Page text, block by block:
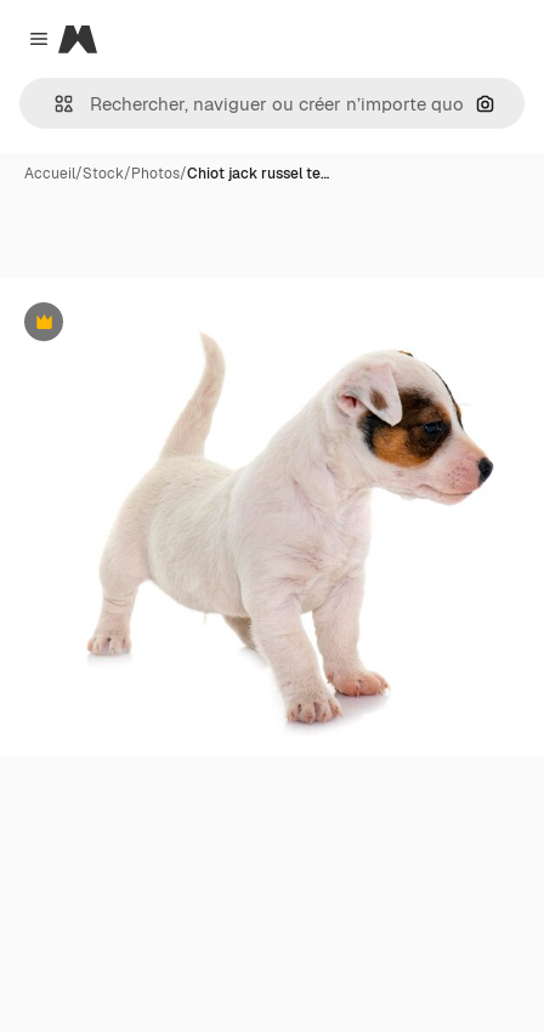
Close menu
Magnific
Accueil/Stock/Photos/Chiot jack russel te…
Premium